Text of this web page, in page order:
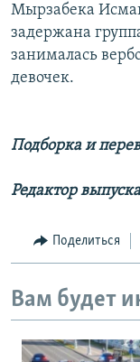
Мырзабека
задержана
занималась
девочек.
Подборка и
Редактор
Поделиться
Вам будет